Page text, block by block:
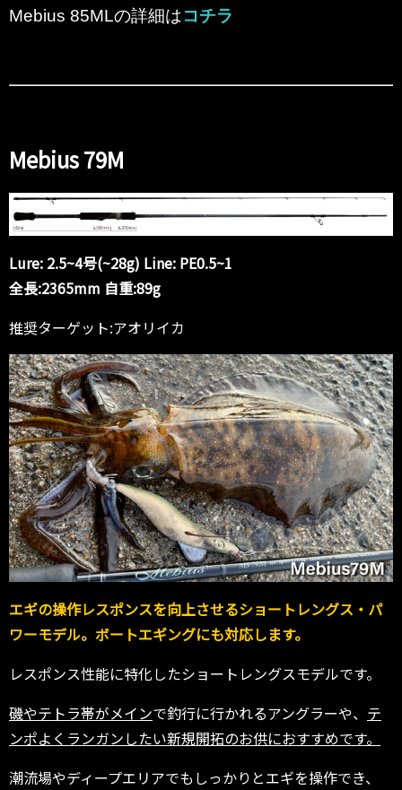
Mebius 85MLの詳細はコチラ
Mebius 79M
Lure: 2.5~4号(~28g) Line: PE0.5~1
全長:2365mm 自重:89g
推奨ターゲット:アオリイカ
エギの操作レスポンスを向上させるショートレングス・パ
ワーモデル。ボートエギングにも対応します。
レスポンス性能に特化したショートレングスモデルです。
磯やテトラ帯がメインで釣行に行かれるアングラーや、 テ
ンポよくランガンしたい新規開拓のお供におすすめです。
潮流場やディープエリアでもしっかりとエギを操作でき、